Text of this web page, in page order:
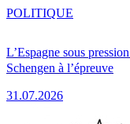
L’Espagne sous
Schengen à l’épreuve
31.07.2026
POLITIQUE